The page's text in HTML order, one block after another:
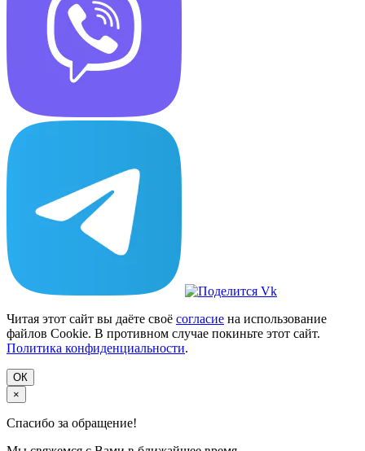
Читая этот сайт вы даёте своё согласие на использование
файлов Cookie. В противном случае покиньте этот сайт.
Политика конфиденциальности.
ОК
×
Спасибо за обращение!